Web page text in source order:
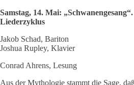
Samstag, 14. Mai:
Liederzyklus
Jakob Schad, Bariton
Joshua Rupley, Klavier
Conrad Ahrens, Lesung
Aus der Mythologie stammt die Sage,